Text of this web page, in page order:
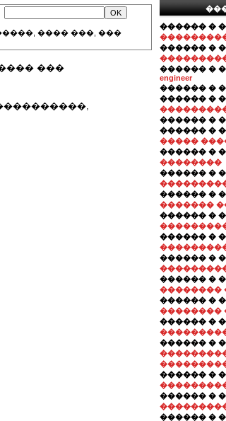
���� ���, ���
���
������ �
������ �
������ �
engineer
������ �
������ �
������ �
������ �
�����
������ �
��������
������ �
������ �
�������
������ �
������ �
������ �
������ �
��������
������ �
��������
������ �
������ �
������ �
������ �
������ �